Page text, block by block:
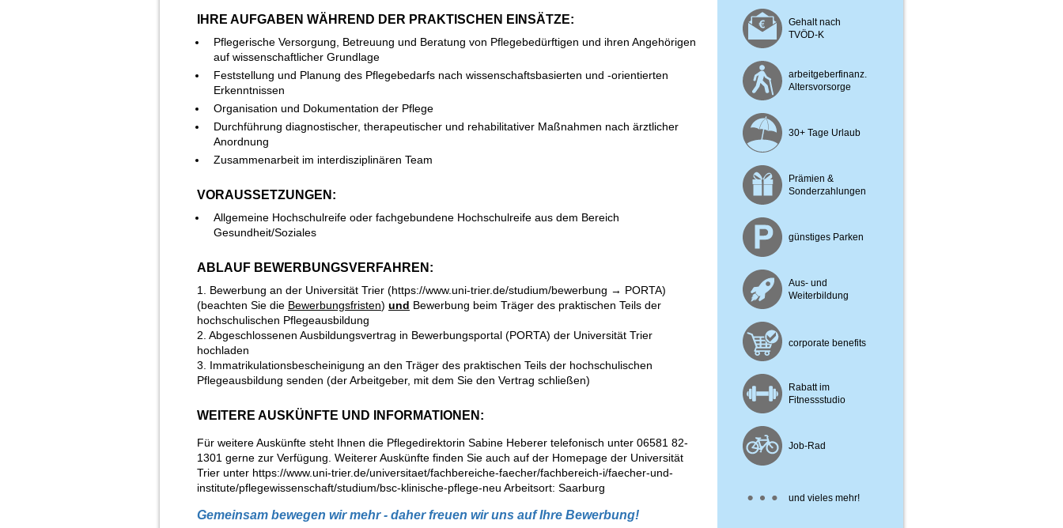
IHRE AUFGABEN WÄHREND DER PRAKTISCHEN EINSÄTZE:
Pflegerische Versorgung, Betreuung und Beratung von Pflegebedürftigen und ihren Angehörigen
auf wissenschaftlicher Grundlage
Feststellung und Planung des Pflegebedarfs nach wissenschaftsbasierten und -orientierten
Erkenntnissen
Organisation und Dokumentation der Pflege
Durchführung diagnostischer, therapeutischer und rehabilitativer Maßnahmen nach ärztlicher
Anordnung
Zusammenarbeit im interdisziplinären Team
VORAUSSETZUNGEN:
Allgemeine Hochschulreife oder fachgebundene Hochschulreife aus dem Bereich
Gesundheit/Soziales
ABLAUF BEWERBUNGSVERFAHREN:
1. Bewerbung an der Universität Trier (https://www.uni-trier.de/studium/bewerbung → PORTA)
(beachten Sie die Bewerbungsfristen) und Bewerbung beim Träger des praktischen Teils der
hochschulischen Pflegeausbildung
2. Abgeschlossenen Ausbildungsvertrag in Bewerbungsportal (PORTA) der Universität Trier
hochladen
3. Immatrikulationsbescheinigung an den Träger des praktischen Teils der hochschulischen
Pflegeausbildung senden (der Arbeitgeber, mit dem Sie den Vertrag schließen)
WEITERE AUSKÜNFTE UND INFORMATIONEN:
Für weitere Auskünfte steht Ihnen die Pflegedirektorin Sabine Heberer telefonisch unter 06581 82-
1301 gerne zur Verfügung. Weiterer Auskünfte finden Sie auch auf der Homepage der Universität
Trier unter https://www.uni-trier.de/universitaet/fachbereiche-faecher/fachbereich-i/faecher-und-
institute/pflegewissenschaft/studium/bsc-klinische-pflege-neu Arbeitsort: Saarburg
Gemeinsam bewegen wir mehr - daher freuen wir uns auf Ihre Bewerbung!
Gehalt nach
TVÖD-K
arbeitgeberfinanz.
Altersvorsorge
30+ Tage Urlaub
Prämien &
Sonderzahlungen
günstiges Parken
Aus- und
Weiterbildung
corporate benefits
Rabatt im
Fitnessstudio
Job-Rad
und vieles mehr!